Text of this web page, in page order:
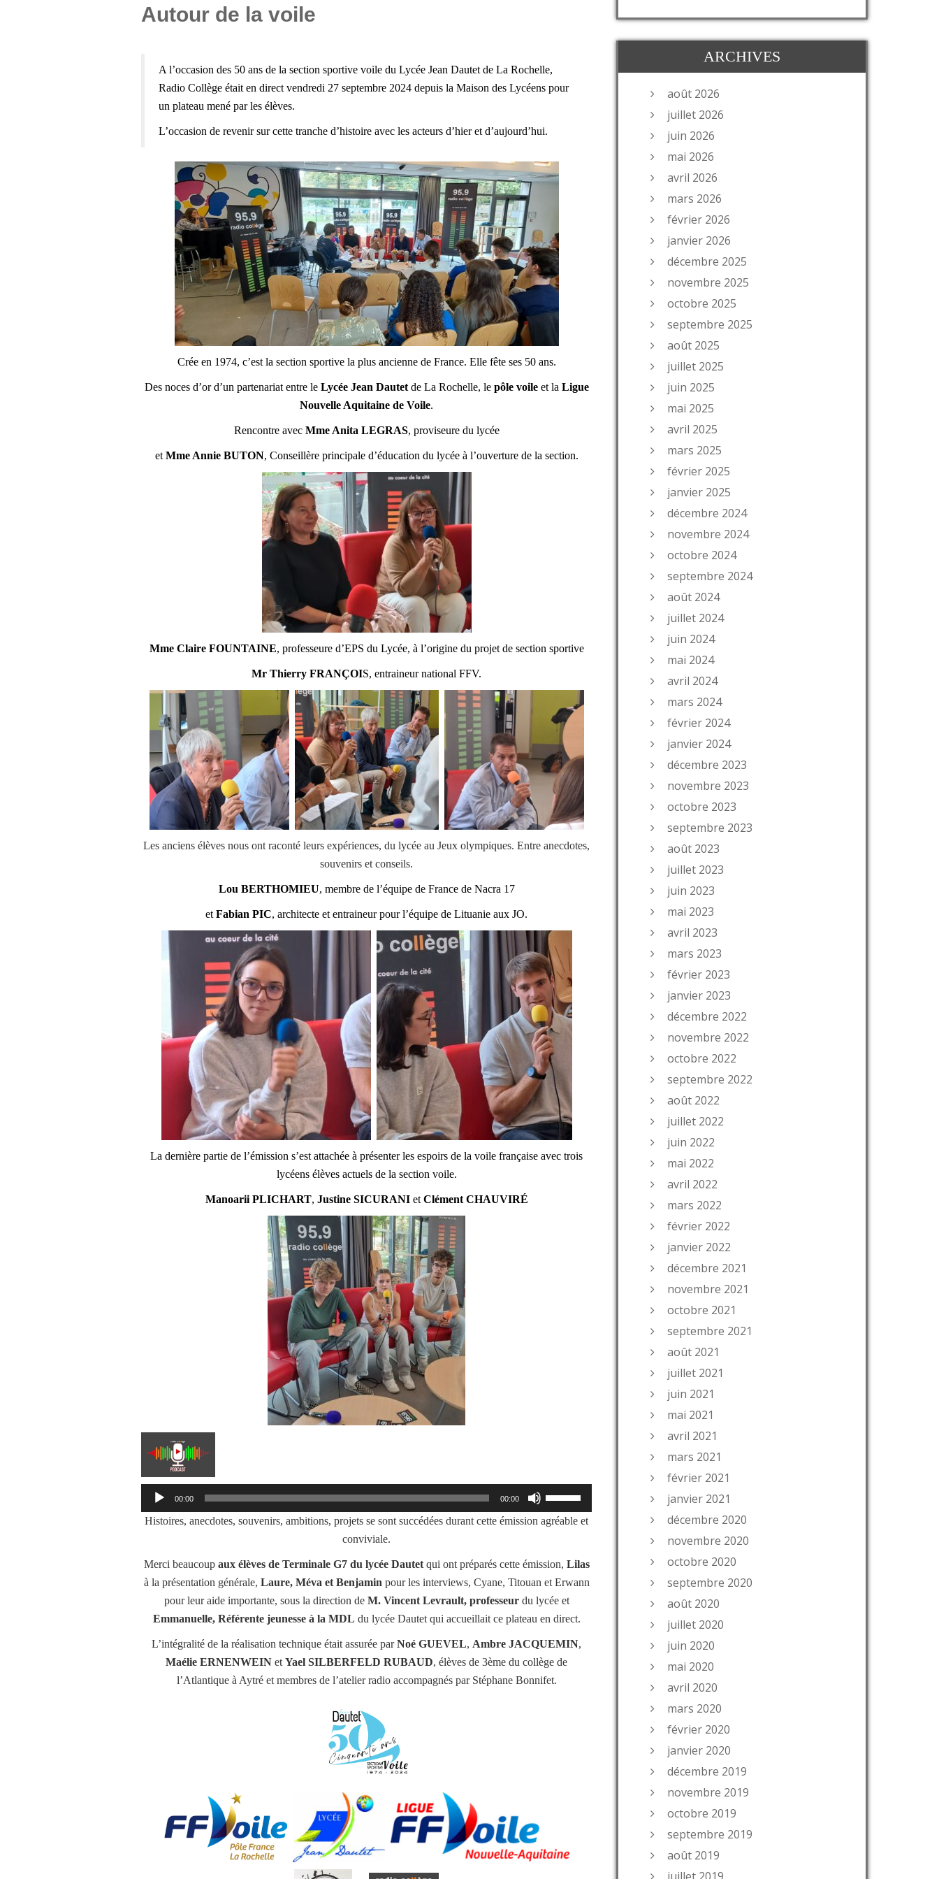
Autour de la voile
A l’occasion des 50 ans de la section sportive voile du Lycée Jean Dautet de La Rochelle,
Radio Collège était en direct vendredi 27 septembre 2024 depuis la Maison des Lycéens pour
un plateau mené par les élèves.
L’occasion de revenir sur cette tranche d’histoire avec les acteurs d’hier et d’aujourd’hui.
Crée en 1974, c’est la section sportive la plus ancienne de France. Elle fête ses 50 ans.
Des noces d’or d’un partenariat entre le Lycée Jean Dautetde La Rochelle, le pôle voileet la Ligue
Nouvelle Aquitaine de Voile.
Rencontre avec Mme Anita LEGRAS, proviseure du lycée
et Mme Annie BUTON, Conseillère principale d’éducation du lycée à l’ouverture de la section.
Mme Claire FOUNTAINE, professeure d’EPS du Lycée, à l’origine du projet de section sportive
Mr Thierry FRANÇOIS, entraineur national FFV.
Les anciens élèves nous ont raconté leurs expériences, du lycée au Jeux olympiques. Entre anecdotes,
souvenirs et conseils.
Lou BERTHOMIEU, membre de l’équipe de France de Nacra 17
et Fabian PIC, architecte et entraineur pour l’équipe de Lituanie aux JO.
La dernière partie de l’émission s’est attachée à présenter les espoirs de la voile française avec trois
lycéens élèves actuels de la section voile.
Manoarii PLICHART, Justine SICURANIet Clément CHAUVIRÉ
Lecteur
audio
00:00 00:00
les
flèches
augmenter
diminuer
le
volume.
Histoires, anecdotes, souvenirs, ambitions, projets se sont succédées durant cette émission agréable et
conviviale.
Merci beaucoup aux élèves de Terminale G7 du lycée Dautetqui ont préparés cette émission, Lilas
à la présentation générale, Laure, Méva et Benjamin pour les interviews, Cyane, Titouan et Erwann
pour leur aide importante, sous la direction de M. Vincent Levrault, professeurdu lycée et
Emmanuelle, Référente jeunesse à la MDL du lycée Dautet qui accueillait ce plateau en direct.
L’intégralité de la réalisation technique était assurée parNoé GUEVEL, Ambre JACQUEMIN,
Maélie ERNENWEIN et Yael SILBERFELD RUBAUD, élèves de 3ème du collège de
l’Atlantique à Aytré et membres de l’atelier radio accompagnés par Stéphane Bonnifet.
ARCHIVES
août 2026
juillet 2026
juin 2026
mai 2026
avril 2026
mars 2026
février 2026
janvier 2026
décembre 2025
novembre 2025
octobre 2025
septembre 2025
août 2025
juillet 2025
juin 2025
mai 2025
avril 2025
mars 2025
février 2025
janvier 2025
décembre 2024
novembre 2024
octobre 2024
septembre 2024
août 2024
juillet 2024
juin 2024
mai 2024
avril 2024
mars 2024
février 2024
janvier 2024
décembre 2023
novembre 2023
octobre 2023
septembre 2023
août 2023
juillet 2023
juin 2023
mai 2023
avril 2023
mars 2023
février 2023
janvier 2023
décembre 2022
novembre 2022
octobre 2022
septembre 2022
août 2022
juillet 2022
juin 2022
mai 2022
avril 2022
mars 2022
février 2022
janvier 2022
décembre 2021
novembre 2021
octobre 2021
septembre 2021
août 2021
juillet 2021
juin 2021
mai 2021
avril 2021
mars 2021
février 2021
janvier 2021
décembre 2020
novembre 2020
octobre 2020
septembre 2020
août 2020
juillet 2020
juin 2020
mai 2020
avril 2020
mars 2020
février 2020
janvier 2020
décembre 2019
novembre 2019
octobre 2019
septembre 2019
août 2019